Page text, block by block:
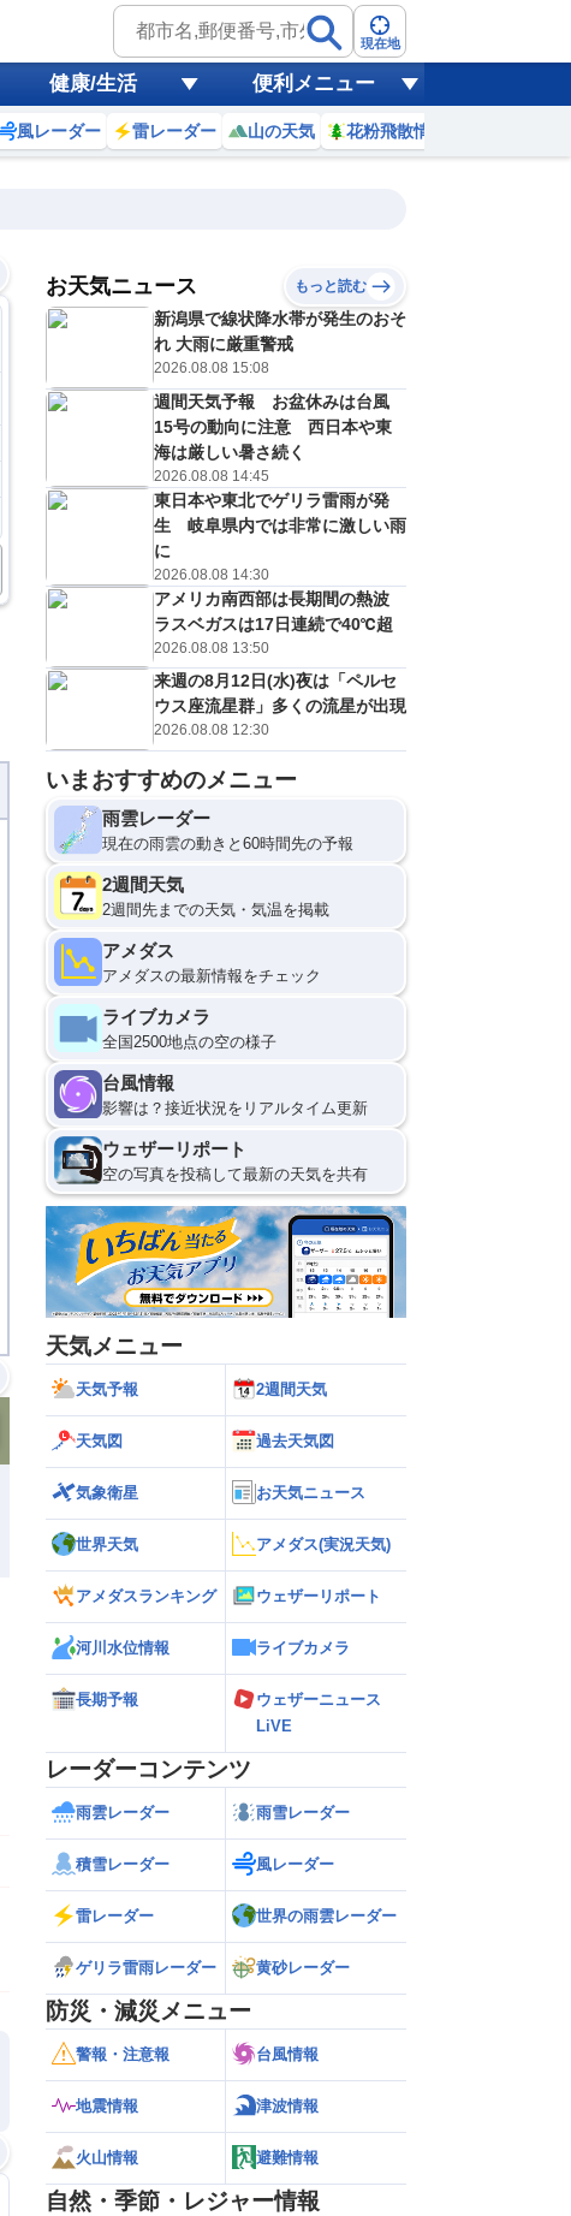
現在地
健康/生活 便利メニュー
風レーダー 雷レーダー 山の天気 花粉飛散情報
19
℃
21
(金)
E
33℃
23℃
40 %
22
(土)
E
33 ℃
23℃
40 %
B
C
D
？
お天気ニュース もっと読む
新潟県で線状降水帯が発生のおそ
れ 大雨に厳重警戒
2026.08.08 15:08
週間天気予報 お盆休みは台風
15号の動向に注意 西日本や東
海は厳しい暑さ続く
2026.08.08 14:45
東日本や東北でゲリラ雷雨が発
生 岐阜県内では非常に激しい雨
に
2026.08.08 14:30
アメリカ南西部は長期間の熱波
ラスベガスは17日連続で40℃超
2026.08.08 13:50
来週の8月12日(水)夜は「ペルセ
ウス座流星群」多くの流星が出現
2026.08.08 12:30
いまおすすめのメニュー
雨雲レーダー
現在の雨雲の動きと60時間先の予報
2週間天気
2週間先までの天気・気温を掲載
アメダス
アメダスの最新情報をチェック
ライブカメラ
全国2500地点の空の様子
台風情報
影響は？接近状況をリアルタイム更新
ウェザーリポート
空の写真を投稿して最新の天気を共有
天気メニュー
天気予報 2週間天気
天気図 過去天気図
気象衛星 お天気ニュース
世界天気 アメダス(実況天気)
アメダスランキング ウェザーリポート
河川水位情報 ライブカメラ
長期予報
ウェザーニュース
LiVE
レーダーコンテンツ
雨雲レーダー 雨雪レーダー
積雪レーダー 風レーダー
雷レーダー 世界の雨雲レーダー
ゲリラ雷雨レーダー 黄砂レーダー
防災・減災メニュー
警報・注意報 台風情報
地震情報 津波情報
火山情報 避難情報
自然・季節・レジャー情報